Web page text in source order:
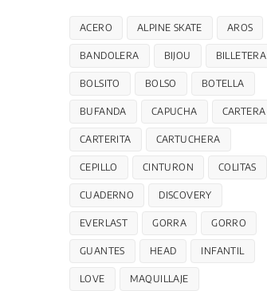
ACERO ALPINE SKATE AROS
BANDOLERA BIJOU BILLETERA
BOLSITO BOLSO BOTELLA
BUFANDA CAPUCHA CARTERA
CARTERITA CARTUCHERA
CEPILLO CINTURON COLITAS
CUADERNO DISCOVERY
EVERLAST GORRA GORRO
GUANTES HEAD INFANTIL
LOVE MAQUILLAJE